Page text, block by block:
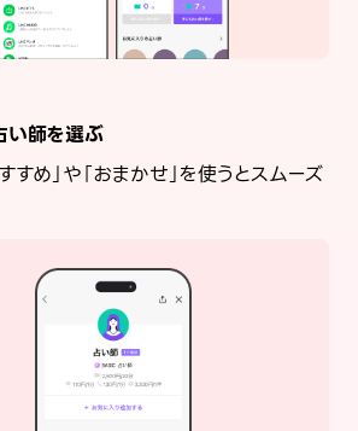
い師を選ぶ
すめ」や「おまかせ」を使うとスムーズ